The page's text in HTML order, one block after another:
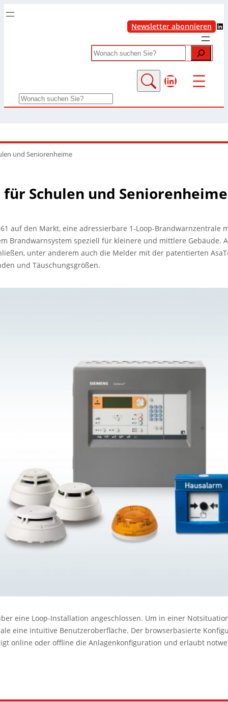
Newsletter abonnieren LinkedIn
Search
LinkedIn
Search
und Seniorenheime
Schulen und Seniorenheime
auf den Markt, eine adressierbare 1-Loop-Brandwarnzentrale
Brandwarnsystem speziell für kleinere und mittlere Gebäude.
unter anderem auch die Melder mit der patentierten
und Täuschungsgrößen.
eine Loop-Installation angeschlossen. Um in einer
eine intuitive Benutzeroberfläche. Der browserbasierte
online oder offline die Anlagenkonfiguration und erlaubt